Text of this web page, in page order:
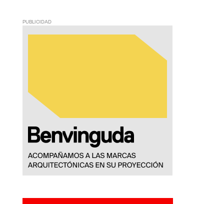
PUBLICIDAD